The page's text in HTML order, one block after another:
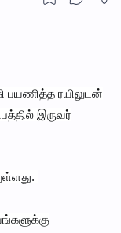
பயணித்த ரயிலுடன்
இருவர்